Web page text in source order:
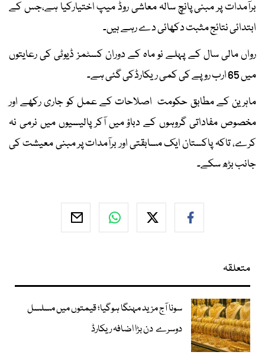
برآمدات پر مبنی پانچ سالہ معاشی روڈ میپ اختیارکیا ہے،جس کے
ابتدائی نتائج مثبت دکھائی دے رہے ہیں۔
رواں مالی سال کے پہلے نو ماہ کے دوران کسٹمز ڈیوٹی کی رعایتوں
میں 65 ارب روپے کی کمی ریکارڈکی گئی ہے۔
ماہرین کے مطابق حکومت اصلاحات کے عمل کو جاری رکھے اور
مخصوص مفاداتی گروہوں کے دباؤ میں آکر پالیسیوں میں نرمی نہ
کرے، تاکہ پاکستان ایک مسابقتی اور برآمدات پر مبنی معیشت کی
جانب بڑھ سکے۔
متعلقہ
سونا آج مزید مہنگا ہوگیا؛ قیمتوں میں مسلسل
دوسرے دن بڑا اضافہ ریکارڈ